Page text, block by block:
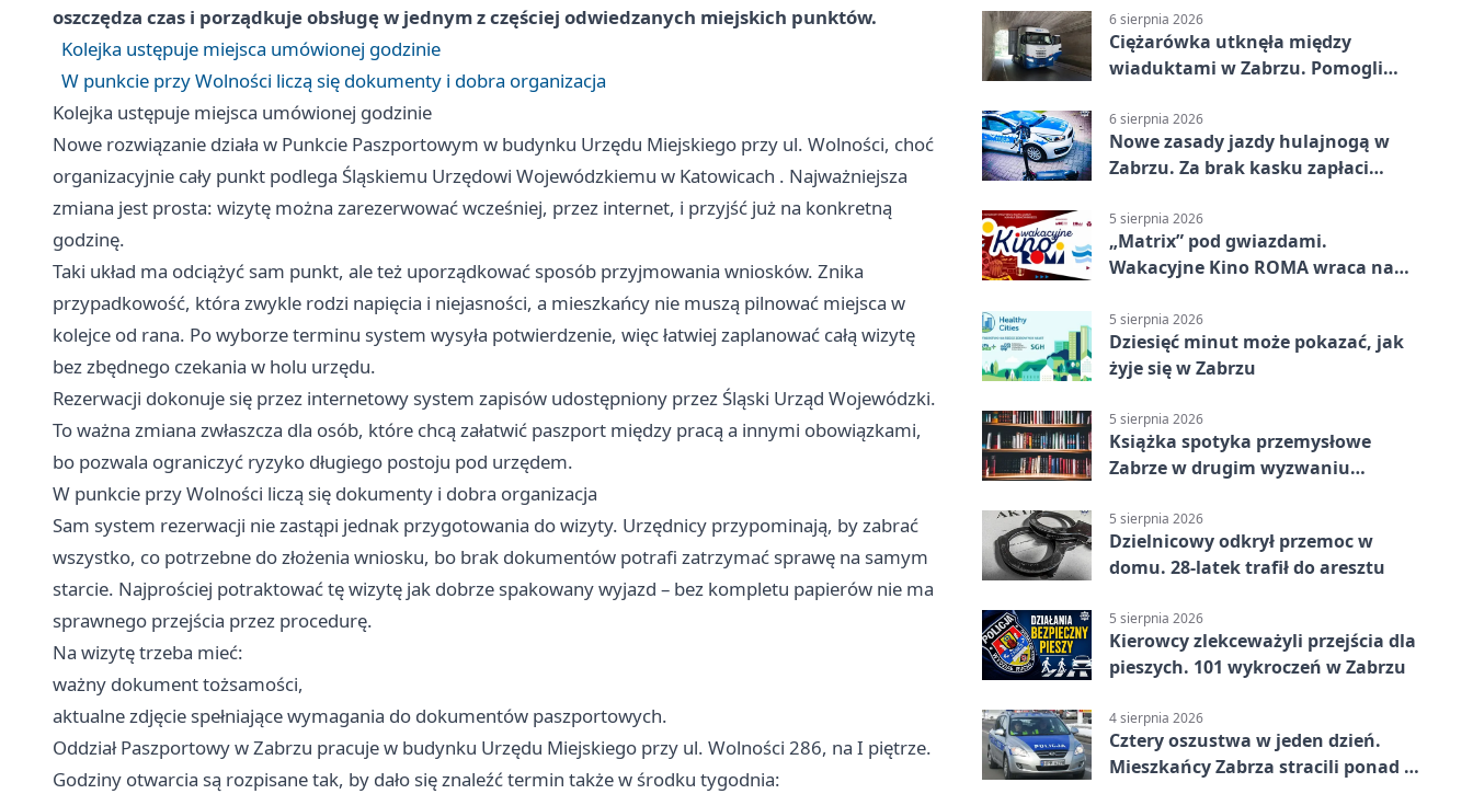
oszczędza czas i porządkuje obsługę w jednym z częściej odwiedzanych miejskich punktów.
Kolejka ustępuje miejsca umówionej godzinie
W punkcie przy Wolności liczą się dokumenty i dobra organizacja
Kolejka ustępuje miejsca umówionej godzinie
Nowe rozwiązanie działa w Punkcie Paszportowym w budynku Urzędu Miejskiego przy ul. Wolności, choć
organizacyjnie cały punkt podlega Śląskiemu Urzędowi Wojewódzkiemu w Katowicach . Najważniejsza
zmiana jest prosta: wizytę można zarezerwować wcześniej, przez internet, i przyjść już na konkretną
godzinę.
Taki układ ma odciążyć sam punkt, ale też uporządkować sposób przyjmowania wniosków. Znika
przypadkowość, która zwykle rodzi napięcia i niejasności, a mieszkańcy nie muszą pilnować miejsca w
kolejce od rana. Po wyborze terminu system wysyła potwierdzenie, więc łatwiej zaplanować całą wizytę
bez zbędnego czekania w holu urzędu.
Rezerwacji dokonuje się przez internetowy system zapisów udostępniony przez Śląski Urząd Wojewódzki.
To ważna zmiana zwłaszcza dla osób, które chcą załatwić paszport między pracą a innymi obowiązkami,
bo pozwala ograniczyć ryzyko długiego postoju pod urzędem.
W punkcie przy Wolności liczą się dokumenty i dobra organizacja
Sam system rezerwacji nie zastąpi jednak przygotowania do wizyty. Urzędnicy przypominają, by zabrać
wszystko, co potrzebne do złożenia wniosku, bo brak dokumentów potrafi zatrzymać sprawę na samym
starcie. Najprościej potraktować tę wizytę jak dobrze spakowany wyjazd – bez kompletu papierów nie ma
sprawnego przejścia przez procedurę.
Na wizytę trzeba mieć:
ważny dokument tożsamości,
aktualne zdjęcie spełniające wymagania do dokumentów paszportowych.
Oddział Paszportowy w Zabrzu pracuje w budynku Urzędu Miejskiego przy ul. Wolności 286, na I piętrze.
Godziny otwarcia są rozpisane tak, by dało się znaleźć termin także w środku tygodnia:
6 sierpnia 2026
Ciężarówka utknęła między
wiaduktami w Zabrzu. Pomogli
6 sierpnia 2026
Nowe zasady jazdy hulajnogą w
Zabrzu. Za brak kasku zapłaci
5 sierpnia 2026
„Matrix” pod gwiazdami.
Wakacyjne Kino ROMA wraca na
5 sierpnia 2026
Dziesięć minut może pokazać, jak
żyje się w Zabrzu
5 sierpnia 2026
Książka spotyka przemysłowe
Zabrze w drugim wyzwaniu
5 sierpnia 2026
Dzielnicowy odkrył przemoc w
domu. 28-latek trafił do aresztu
5 sierpnia 2026
Kierowcy zlekceważyli przejścia dla
pieszych. 101 wykroczeń w Zabrzu
4 sierpnia 2026
Cztery oszustwa w jeden dzień.
Mieszkańcy Zabrza stracili ponad 6